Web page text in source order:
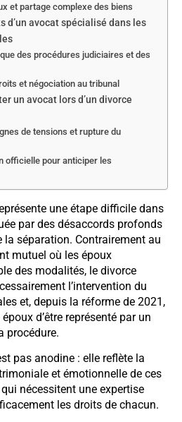
et partage complexe des biens
d’un avocat spécialisé dans les
des procédures judiciaires et des
et négociation au tribunal
un avocat lors d’un divorce
de tensions et rupture du
officielle pour anticiper les
une étape difficile dans
par des désaccords profonds
la séparation. Contrairement au
mutuel où les époux
des modalités, le divorce
l’intervention du
et, depuis la réforme de 2021,
d’être représenté par un
procédure.
pas anodine : elle reflète la
et émotionnelle de ces
nécessitent une expertise
les droits de chacun.